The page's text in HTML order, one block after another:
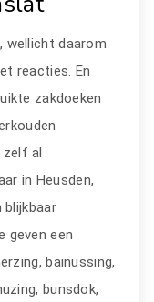
, wellicht daarom
reacties. En
zakdoeken
zelf al
in Heusden,
blijkbaar
geven een
bainussing,
bunsdok,